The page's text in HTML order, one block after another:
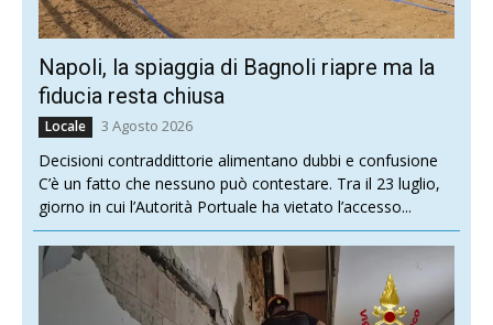
Napoli, la spiaggia di Bagnoli riapre ma la
fiducia resta chiusa
Locale 3 Agosto 2026
Decisioni contraddittorie alimentano dubbi e confusione
C’è un fatto che nessuno può contestare. Tra il 23 luglio,
giorno in cui l’Autorità Portuale ha vietato l’accesso...